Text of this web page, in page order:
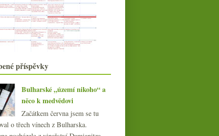
března(23)
února(20)
ledna(20)
(239)
(240)
(240)
(250)
(251)
(254)
(249)
příspěvky
Bulharské „území nikoho“ a
něco k medvědovi
Začátkem června jsem se tu
o třech vínech z Bulharska.